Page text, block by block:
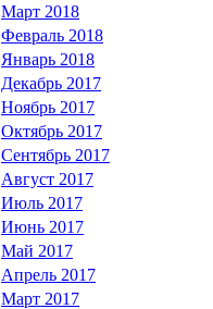
Март 2018
Февраль 2018
Январь 2018
Декабрь 2017
Ноябрь 2017
Октябрь 2017
Сентябрь 2017
Август 2017
Июль 2017
Июнь 2017
Май 2017
Апрель 2017
Март 2017